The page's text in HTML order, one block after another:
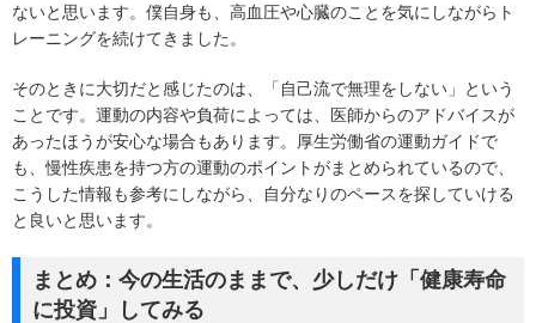
ないと思います。僕自身も、高血圧や心臓のことを気にしながらト
レーニングを続けてきました。
そのときに大切だと感じたのは、「自己流で無理をしない」という
ことです。運動の内容や負荷によっては、医師からのアドバイスが
あったほうが安心な場合もあります。厚生労働省の運動ガイドで
も、慢性疾患を持つ方の運動のポイントがまとめられているので、
こうした情報も参考にしながら、自分なりのペースを探していける
と良いと思います。
まとめ：今の生活のままで、少しだけ「健康寿命
に投資」してみる